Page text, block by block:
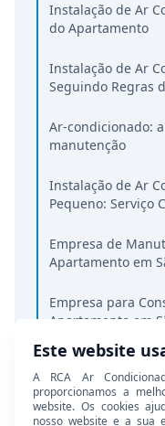
Este website
A RCA Ar
proporcionamos a
website. Os cookies
nosso website e a sua
Instalação de Ar
do Apartamento
Instalação de Ar
Seguindo Regras
Ar-condicionado:
manutenção
Instalação de Ar
Pequeno: Serviço
Empresa de
Apartamento em
Empresa para
Apartamento em
Empresa para
Split Inverter em
Limpeza e